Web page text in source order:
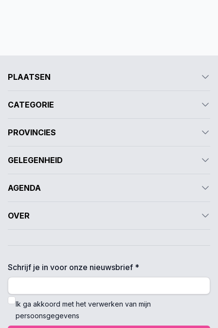
PLAATSEN
CATEGORIE
PROVINCIES
GELEGENHEID
AGENDA
OVER
Schrijf je in voor onze nieuwsbrief *
Ik ga akkoord met het verwerken van mijn
persoonsgegevens